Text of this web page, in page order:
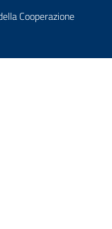
Cooperazione